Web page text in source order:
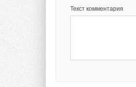
Текст комментария